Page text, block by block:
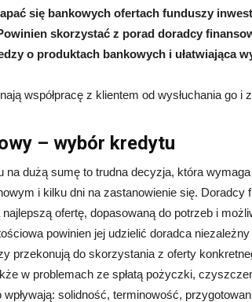
się bankowych ofertach funduszy
skorzystać z porad doradcy
o produktach bankowych i ułatwiająca
współpracę z klientem od wysłuchania go i
– wybór kredytu
na dużą sumę to trudna decyzja, która
i kilku dni na zastanowienie się.
najlepszą ofertę, dopasowaną do potrzeb i
powinien jej udzielić doradca
przekonują do skorzystania z oferty
w problemach ze spłatą pożyczki,
solidność, terminowość,